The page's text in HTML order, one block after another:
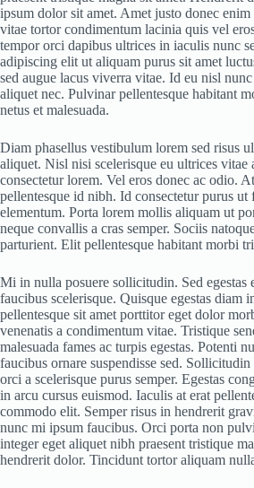
ipsum dolor sit amet. Amet justo donec
vitae tortor condimentum lacinia quis vel
tempor orci dapibus ultrices in iaculis nunc
adipiscing elit ut aliquam purus sit amet
sed augue lacus viverra vitae. Id eu nisl
aliquet nec. Pulvinar pellentesque habitant
netus et malesuada.
Diam phasellus vestibulum lorem sed risus
aliquet. Nisl nisi scelerisque eu ultrices vitae
consectetur lorem. Vel eros donec ac odio.
pellentesque id nibh. Id consectetur purus
elementum. Porta lorem mollis aliquam ut
neque convallis a cras semper. Sociis
parturient. Elit pellentesque habitant morbi
Mi in nulla posuere sollicitudin. Sed egestas
faucibus scelerisque. Quisque egestas diam
pellentesque sit amet porttitor eget dolor
venenatis a condimentum vitae. Tristique
malesuada fames ac turpis egestas. Potenti
faucibus ornare suspendisse sed.
orci a scelerisque purus semper. Egestas
in arcu cursus euismod. Iaculis at erat
commodo elit. Semper risus in hendrerit
nunc mi ipsum faucibus. Orci porta non
integer eget aliquet nibh praesent tristique
hendrerit dolor. Tincidunt tortor aliquam